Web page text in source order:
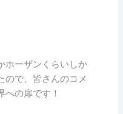
ホーザンくらいしか
ので、皆さんのコメ
への扉です！